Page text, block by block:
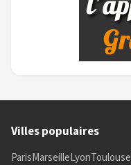
Villes populaires
ParisMarseilleLyonToulouse